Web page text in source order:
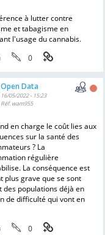
à lutter contre
et tabagisme en
l'usage du cannabis.
0
Open Data
16/05/2022 - 15:23
Réf. wam955
en charge le coût lies aux
sur la santé des
? La
régulière
La conséquence est
plus grave que se sont
des populations déjà en
de difficulté qui vont en
0